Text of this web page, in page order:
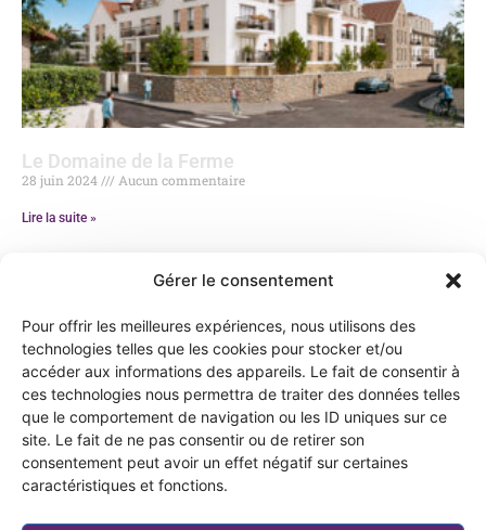
Gérer le consentement
Pour offrir les meilleures expériences, nous utilisons des
technologies telles que les cookies pour stocker et/ou
accéder aux informations des appareils. Le fait de consentir à
ces technologies nous permettra de traiter des données telles
que le comportement de navigation ou les ID uniques sur ce
site. Le fait de ne pas consentir ou de retirer son
consentement peut avoir un effet négatif sur certaines
caractéristiques et fonctions.
Le Domaine de la Ferme
28 juin 2024 Aucun commentaire
Lire la suite »
Akera Développement
40 boulevard Henri Sellier
92150 Suresnes
Suivez-nous
Menu
Découvrez
Akera
Trouvez votre
hébergement
Investir
Recherche
par
thème
Résidences
Immeubles
de bureaux
Réalisations
Informations
générales
Mentions légales
Politique de
confidentialité